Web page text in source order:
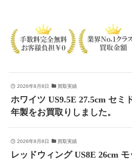
2026年8月8日 買取実績
ホワイツ US9.5E 27.5cm セミ
年製をお買取りしました。
2026年8月8日 買取実績
レッドウィング US8E 26cm